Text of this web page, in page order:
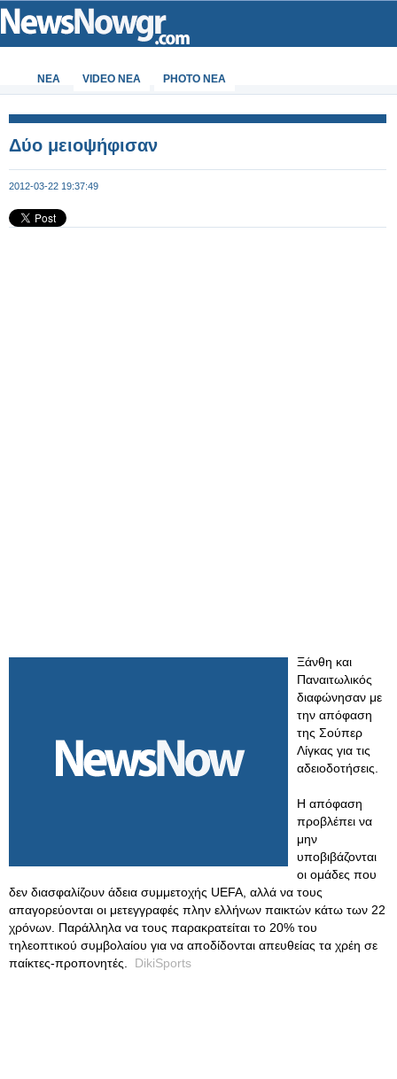
ΝΕΑ VIDEO NEA PHOTO NEA
Δύο μειοψήφισαν
2012-03-22 19:37:49
Ξάνθη και
Παναιτωλικός
διαφώνησαν με
την απόφαση
της Σούπερ
Λίγκας για τις
αδειοδοτήσεις.
Η απόφαση
προβλέπει να
μην
υποβιβάζονται
οι ομάδες που
δεν διασφαλίζουν άδεια συμμετοχής UEFA, αλλά να τους
απαγορεύονται οι μετεγγραφές πλην ελλήνων παικτών κάτω των 22
χρόνων. Παράλληλα να τους παρακρατείται το 20% του
τηλεοπτικού συμβολαίου για να αποδίδονται απευθείας τα χρέη σε
παίκτες-προπονητές. DikiSports